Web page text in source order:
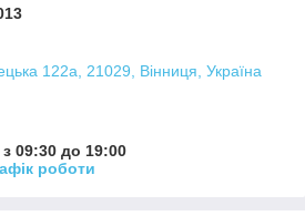
122а, 21029, Вінниця, Україна
09:30 до 19:00
роботи